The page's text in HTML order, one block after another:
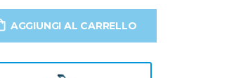
AGGIUNGI AL CARRELLO